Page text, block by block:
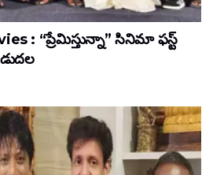
: “ప్రేమిస్తున్నా” సినిమా ఫస్ట్